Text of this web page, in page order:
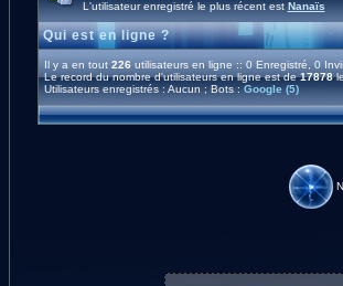
L'utilisateur enregistré le plus récent est Nanaïs
Qui est en ligne ?
Il y a en tout 226 utilisateurs en ligne :: 0 Enregistré, 0
Le record du nombre d'utilisateurs en ligne est de17878
Utilisateurs enregistrés : Aucun ; Bots : Google (5)